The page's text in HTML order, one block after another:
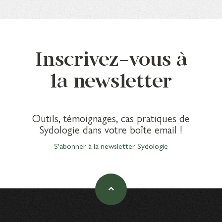
Inscrivez-vous à
la newsletter
Outils, témoignages, cas pratiques de
Sydologie dans votre boîte email !
S'abonner à la newsletter Sydologie